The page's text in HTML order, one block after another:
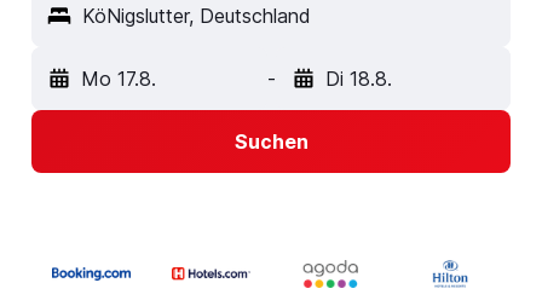
KöNigslutter, Deutschland
Mo 17.8. - Di 18.8.
Suchen